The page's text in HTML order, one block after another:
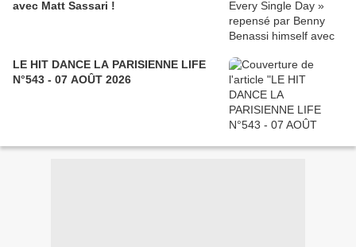
avec Matt Sassari !
LE HIT DANCE LA PARISIENNE LIFE
N°543 - 07 AOÛT 2026